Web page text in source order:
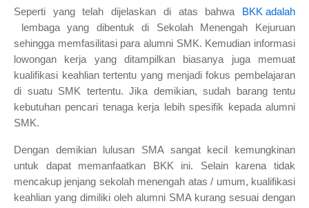
Seperti yang telah dijelaskan di atas bahwa BKK adalah
lembaga yang dibentuk di Sekolah Menengah Kejuruan
sehingga memfasilitasi para alumni SMK. Kemudian informasi
lowongan kerja yang ditampilkan biasanya juga memuat
kualifikasi keahlian tertentu yang menjadi fokus pembelajaran
di suatu SMK tertentu. Jika demikian, sudah barang tentu
kebutuhan pencari tenaga kerja lebih spesifik kepada alumni
SMK.
Dengan demikian lulusan SMA sangat kecil kemungkinan
untuk dapat memanfaatkan BKK ini. Selain karena tidak
mencakup jenjang sekolah menengah atas / umum, kualifikasi
keahlian yang dimiliki oleh alumni SMA kurang sesuai dengan